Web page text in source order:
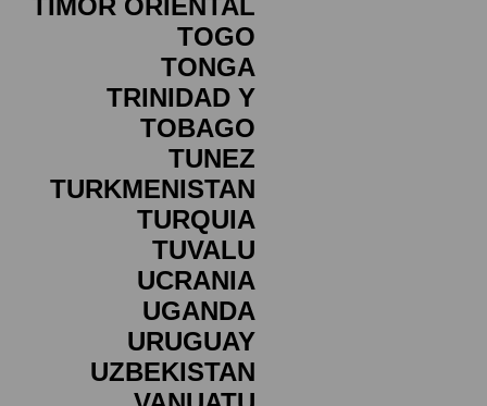
TIMOR ORIENTAL
TOGO
TONGA
TRINIDAD Y
TOBAGO
TUNEZ
TURKMENISTAN
TURQUIA
TUVALU
UCRANIA
UGANDA
URUGUAY
UZBEKISTAN